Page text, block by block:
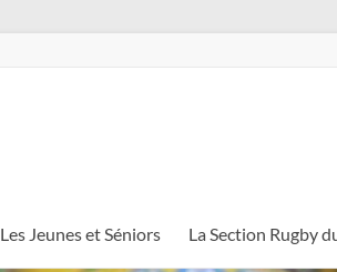
Les Jeunes et Séniors La Section Rugby